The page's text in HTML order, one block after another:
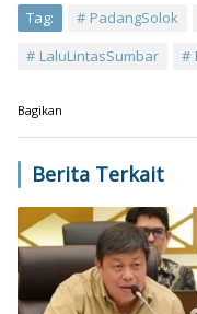
Tag: PadangSolok
LaluLintasSumbar
Bagikan
Berita Terkait